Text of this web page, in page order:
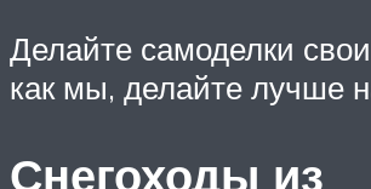
Делайте самоделки
как мы, делайте лучше
Снегоходы из